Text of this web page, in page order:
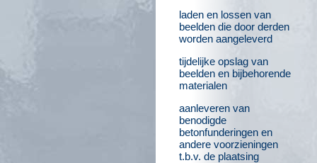
laden en lossen van
beelden die door derden
worden aangeleverd
tijdelijke opslag van
beelden en bijbehorende
materialen
aanleveren van
benodigde
betonfunderingen en
andere voorzieningen
t.b.v. de plaatsing